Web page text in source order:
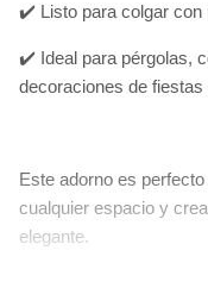
✔️ Listo para colgar con
✔️ Ideal para pérgolas,
decoraciones de fiestas
Este adorno es
cualquier espacio y
elegante.